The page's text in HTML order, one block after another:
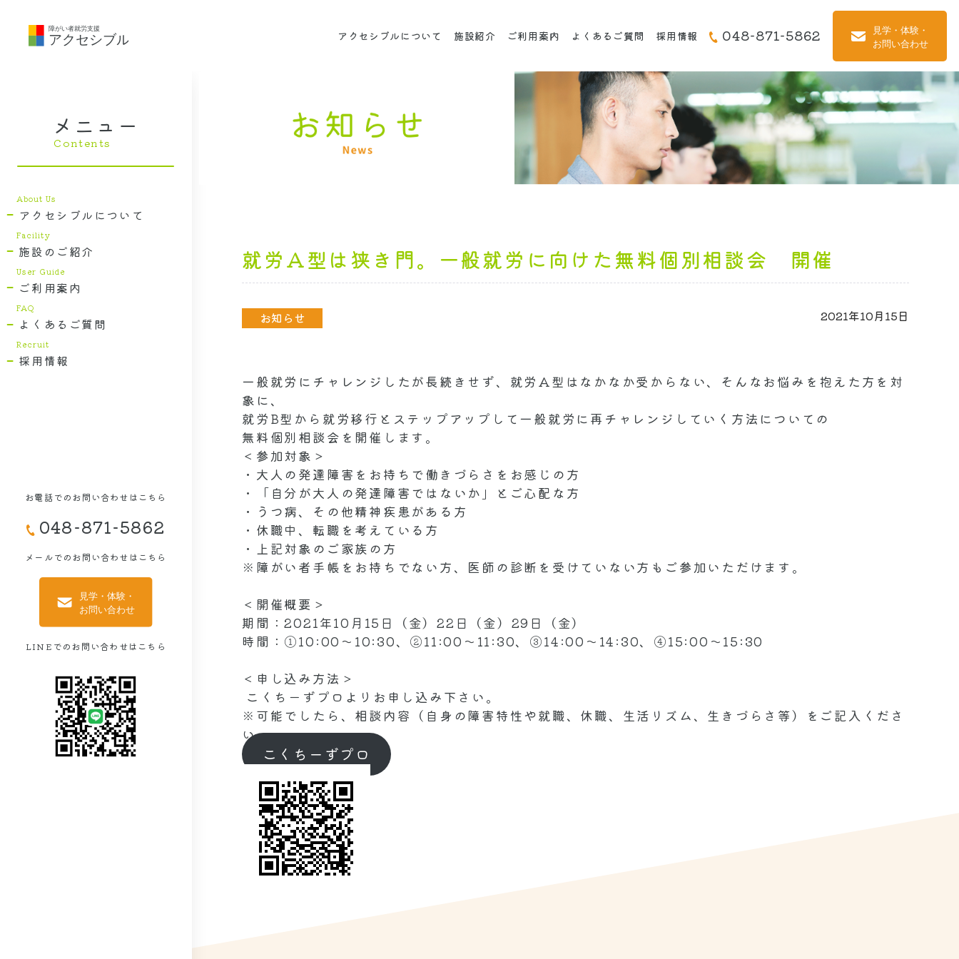
アクセシブルについて 施設紹介 ご利用案内 よくあるご質問 採用情報 048-871-5862
メニュー
アクセシブルについて
施設のご紹介
ご利用案内
よくあるご質問
採用情報
お電話でのお問い合わせはこちら
048-871-5862
メールでのお問い合わせはこちら
LINEでのお問い合わせはこちら
就労A型は狭き門。一般就労に向けた無料個別相談会 開催
お知らせ 2021年10月15日
一般就労にチャレンジしたが長続きせず、就労A型はなかなか受からない、そんなお悩みを抱えた方を対
象に、
就労B型から就労移行とステップアップして一般就労に再チャレンジしていく方法についての
無料個別相談会を開催します。
＜参加対象＞
・大人の発達障害をお持ちで働きづらさをお感じの方
・「自分が大人の発達障害ではないか」とご心配な方
・うつ病、その他精神疾患がある方
・休職中、転職を考えている方
・上記対象のご家族の方
※障がい者手帳をお持ちでない方、医師の診断を受けていない方もご参加いただけます。
＜開催概要＞
期間：2021年10月15日（金）22日（金）29日（金）
時間：①10:00～10:30、②11:00～11:30、③14:00～14:30、④15:00～15:30
＜申し込み方法＞
こくちーずプロよりお申し込み下さい。
※可能でしたら、相談内容（自身の障害特性や就職、休職、生活リズム、生きづらさ等）をご記入くださ
い。
こくちーずプロ